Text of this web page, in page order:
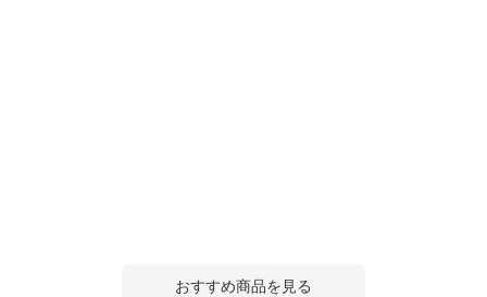
おすすめ商品を見る